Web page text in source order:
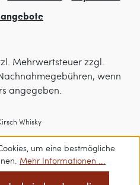
Mehrwertsteuer zzgl.
wenn
angegeben.
Whisky
um eine bestmögliche
Mehr Informationen ...